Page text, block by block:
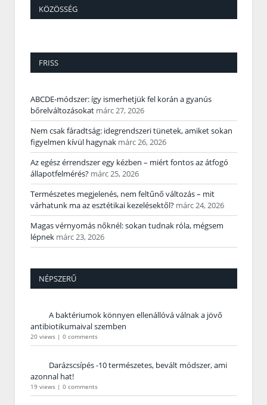
KÖZÖSSÉG
FRISS
ABCDE‑módszer: így ismerhetjük fel korán a gyanús
bőrelváltozásokat márc 27, 2026
Nem csak fáradtság: idegrendszeri tünetek, amiket sokan
figyelmen kívül hagynak márc 26, 2026
Az egész érrendszer egy kézben – miért fontos az átfogó
állapotfelmérés? márc 25, 2026
Természetes megjelenés, nem feltűnő változás – mit
várhatunk ma az esztétikai kezelésektől? márc 24, 2026
Magas vérnyomás nőknél: sokan tudnak róla, mégsem
lépnek márc 23, 2026
NÉPSZERŰ
A baktériumok könnyen ellenállóvá válnak a jövő
antibiotikumaival szemben
20 views | 0 comments
Darázscsípés -10 természetes, bevált módszer, ami
azonnal hat!
19 views | 0 comments